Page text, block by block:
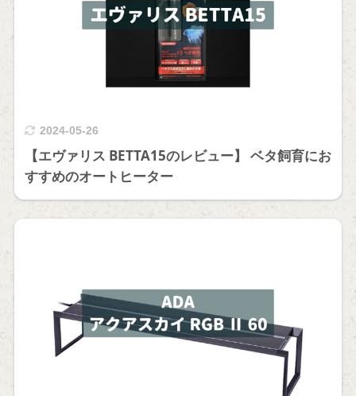
2024-05-26
【エヴァリス BETTA15のレビュー】 ベタ飼育にお
すすめのオートヒーター